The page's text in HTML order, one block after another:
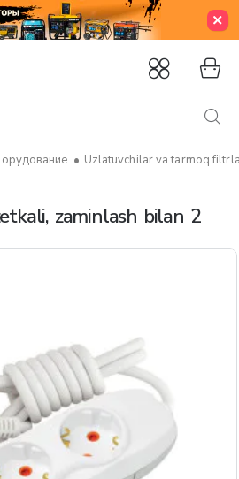
zaminlash bilan 2
Uzlatuvchilar va tarmoq